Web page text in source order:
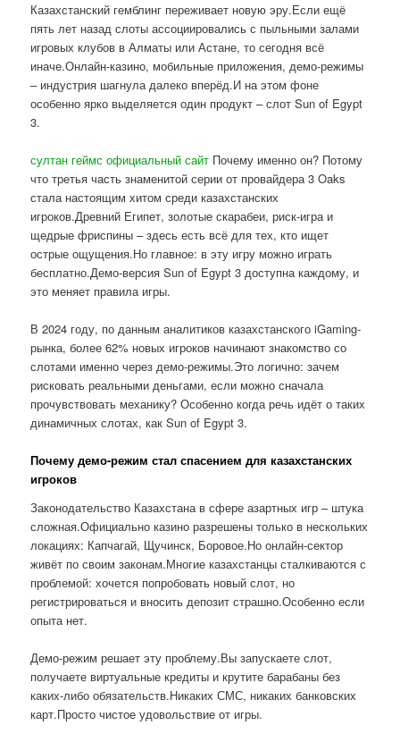
Казахстанский гемблинг переживает новую эру.Если ещё
пять лет назад слоты ассоциировались с пыльными залами
игровых клубов в Алматы или Астане, то сегодня всё
иначе.Онлайн-казино, мобильные приложения, демо-режимы
– индустрия шагнула далеко вперёд.И на этом фоне
особенно ярко выделяется один продукт – слот Sun of Egypt
3.
султан геймс официальный сайт Почему именно он? Потому
что третья часть знаменитой серии от провайдера 3 Oaks
стала настоящим хитом среди казахстанских
игроков.Древний Египет, золотые скарабеи, риск-игра и
щедрые фриспины – здесь есть всё для тех, кто ищет
острые ощущения.Но главное: в эту игру можно играть
бесплатно.Демо-версия Sun of Egypt 3 доступна каждому, и
это меняет правила игры.
В 2024 году, по данным аналитиков казахстанского iGaming-
рынка, более 62% новых игроков начинают знакомство со
слотами именно через демо-режимы.Это логично: зачем
рисковать реальными деньгами, если можно сначала
прочувствовать механику? Особенно когда речь идёт о таких
динамичных слотах, как Sun of Egypt 3.
Почему демо-режим стал спасением для казахстанских
игроков
Законодательство Казахстана в сфере азартных игр – штука
сложная.Официально казино разрешены только в нескольких
локациях: Капчагай, Щучинск, Боровое.Но онлайн-сектор
живёт по своим законам.Многие казахстанцы сталкиваются с
проблемой: хочется попробовать новый слот, но
регистрироваться и вносить депозит страшно.Особенно если
опыта нет.
Демо-режим решает эту проблему.Вы запускаете слот,
получаете виртуальные кредиты и крутите барабаны без
каких-либо обязательств.Никаких СМС, никаких банковских
карт.Просто чистое удовольствие от игры.